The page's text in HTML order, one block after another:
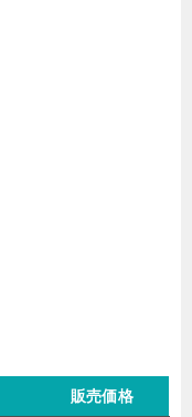
販売価格